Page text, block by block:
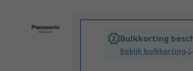
Bulkkorting
Bekijk bulkkorting